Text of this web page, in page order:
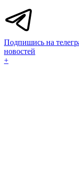
Подпишись на
новостей
+